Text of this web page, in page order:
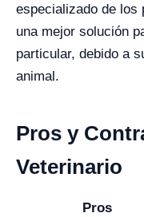
especializado de los
una mejor solución
particular, debido a
animal.
Pros y
Veterinario
Pros